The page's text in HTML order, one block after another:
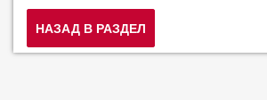
НАЗАД В РАЗДЕЛ